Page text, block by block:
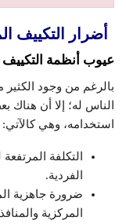
أضرار التكييف
عيوب أنظمة التكييف
بالرغم من وجود الكثير
الناس له؛ إلا أن هناك
استخدامه، وهي كالآتي:
التكلفة
الفردية.
ضرورة جاهزية
المركزية